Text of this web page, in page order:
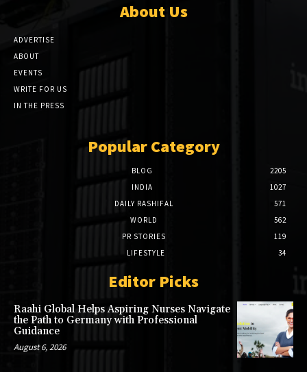
About Us
ADVERTISE
ABOUT
EVENTS
WRITE FOR US
IN THE PRESS
Popular Category
BLOG
2205
INDIA
1027
DAILY RASHIFAL
571
WORLD
562
PR STORIES
119
LIFESTYLE
34
Editor Picks
Raahi Global Helps Aspiring Nurses Navigate
the Path to Germany with Professional
Guidance
August 6, 2026